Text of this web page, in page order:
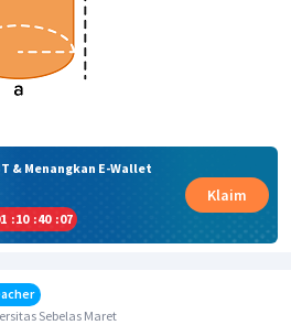
& Menangkan E-Wallet
:10 :40 :07
Klaim
Sebelas Maret